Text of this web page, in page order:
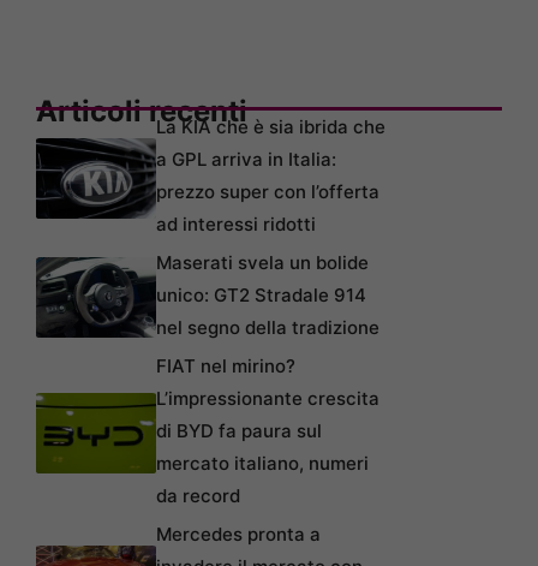
Articoli recentiLa KIA che è sia ibrida che
a GPL arriva in Italia:
prezzo super con l’offerta
ad interessi ridotti
Maserati svela un bolide
unico: GT2 Stradale 914
nel segno della tradizione
FIAT nel mirino?
L’impressionante crescita
di BYD fa paura sul
mercato italiano, numeri
da record
Mercedes pronta a